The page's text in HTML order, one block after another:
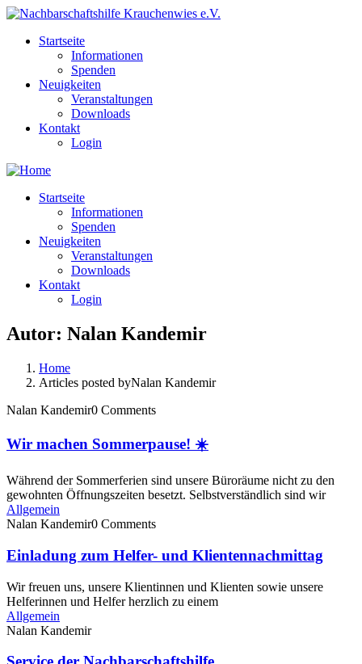
Startseite
Informationen
Spenden
Neuigkeiten
Veranstaltungen
Downloads
Kontakt
Login
Startseite
Informationen
Spenden
Neuigkeiten
Veranstaltungen
Downloads
Kontakt
Login
Autor: Nalan Kandemir
Home
Articles posted byNalan Kandemir
Nalan Kandemir0 Comments
Wir machen Sommerpause! ☀️
Während der Sommerferien sind unsere Büroräume nicht zu den
gewohnten Öffnungszeiten besetzt. Selbstverständlich sind wir
Allgemein
Nalan Kandemir0 Comments
Einladung zum Helfer- und Klientennachmittag
Wir freuen uns, unsere Klientinnen und Klienten sowie unsere
Helferinnen und Helfer herzlich zu einem
Allgemein
Nalan Kandemir